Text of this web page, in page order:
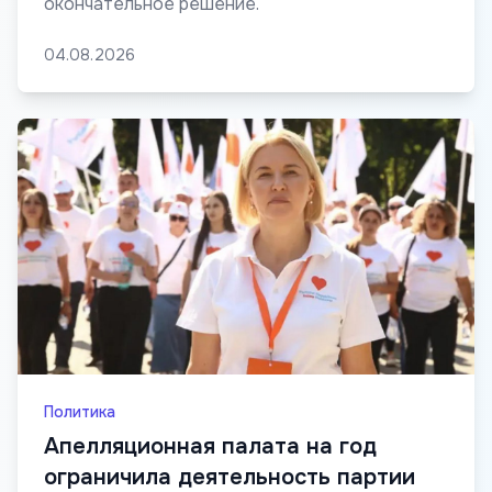
04.08.2026
Политика
Апелляционная палата на год
ограничила деятельность партии